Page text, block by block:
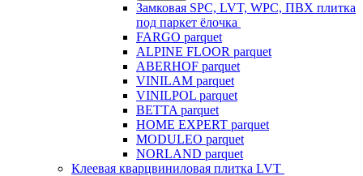
Замковая SPC, LVT, WPC, ПВХ плитка
под паркет ёлочка
FARGO parquet
ALPINE FLOOR parquet
ABERHOF parquet
VINILAM parquet
VINILPOL parquet
BETTA parquet
HOME EXPERT parquet
MODULEO parquet
NORLAND parquet
Клеевая кварцвиниловая плитка LVT